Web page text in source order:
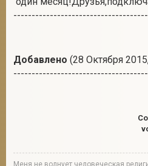
Добавлено (28 Октября
Меня не волнует человеческая